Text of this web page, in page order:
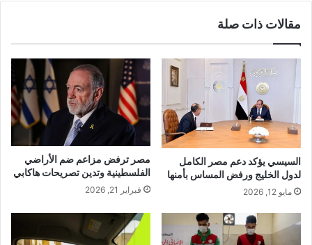
مقالات ذات صلة
السيسي يؤكد دعم مصر الكامل
لدول الخليج ورفض المساس بأمنها
مايو 12, 2026
مصر ترفض مزاعم ضم الأراضي
الفلسطينية وتدين تصريحات هاكابي
فبراير 21, 2026